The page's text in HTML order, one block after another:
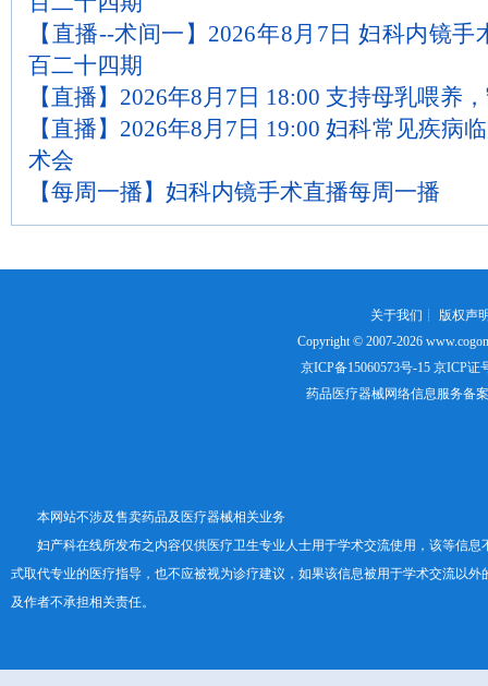
【直播--术间一】2026年8月7日 妇科内镜
百二十四期
【直播】2026年8月7日 18:00 支持母乳喂养
【直播】2026年8月7日 19:00 妇科常见疾病
术会
【每周一播】妇科内镜手术直播每周一播
关于我们 ┊ 版权声
Copyright © 2007-2026
京ICP备15060573号-15京ICP证
药品医疗器械网络信息服务备
本网站不涉及售卖药品及医疗器械相关业务
妇产科在线所发布之内容仅供医疗卫生专业人士用于学术交流使用，该等信息
式取代专业的医疗指导，也不应被视为诊疗建议，如果该信息被用于学术交流以外
及作者不承担相关责任。